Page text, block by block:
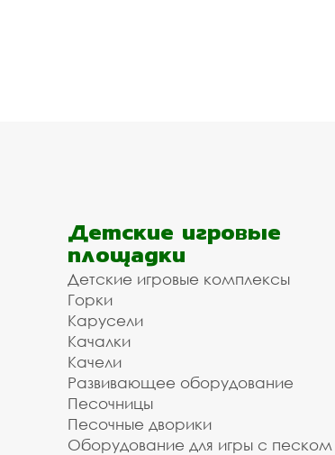
Детские игровые
площадки
Детские игровые комплексы
Горки
Карусели
Качалки
Качели
Развивающее оборудование
Песочницы
Песочные дворики
Оборудование для игры с песком